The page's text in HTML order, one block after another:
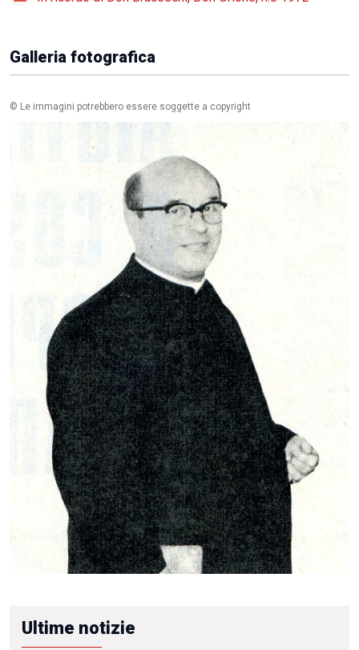
Galleria fotografica
© Le immagini potrebbero essere soggette a copyright
Ultime notizie